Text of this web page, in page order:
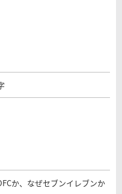
か、なぜセブンイレブンか